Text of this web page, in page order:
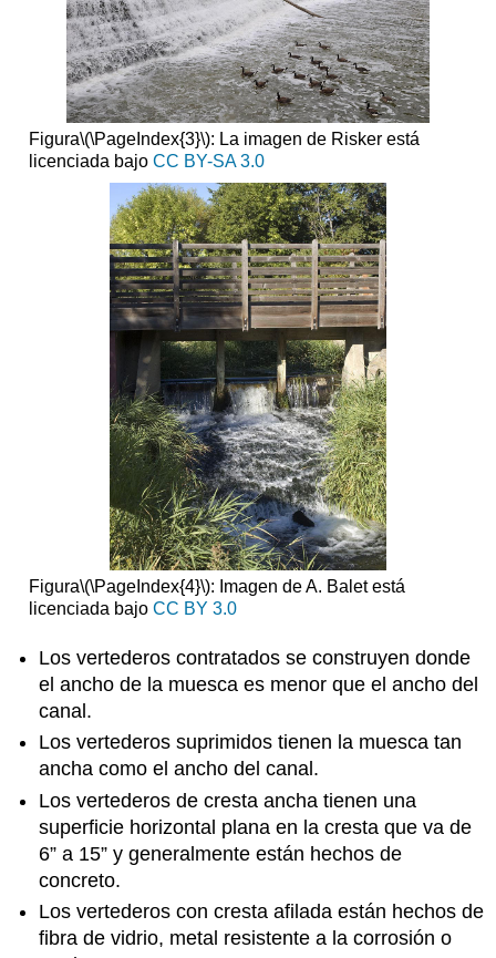
Figura\(\PageIndex{3}\): La imagen de Risker está
licenciada bajo CC BY-SA 3.0
Figura\(\PageIndex{4}\): Imagen de A. Balet está
licenciada bajo CC BY 3.0
Los vertederos contratados se construyen donde
el ancho de la muesca es menor que el ancho del
canal.
Los vertederos suprimidos tienen la muesca tan
ancha como el ancho del canal.
Los vertederos de cresta ancha tienen una
superficie horizontal plana en la cresta que va de
6” a 15” y generalmente están hechos de
concreto.
Los vertederos con cresta afilada están hechos de
fibra de vidrio, metal resistente a la corrosión o